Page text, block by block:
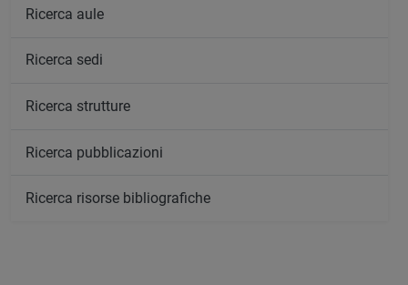
Ricerca aule
Ricerca sedi
Ricerca strutture
Ricerca pubblicazioni
Ricerca risorse bibliografiche